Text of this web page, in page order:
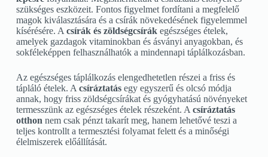
szükséges eszközeit. Fontos figyelmet fordítani a megfelelő
magok kiválasztására és a csírák növekedésének figyelemmel
kísérésére. A csírák és zöldségcsírákegészséges ételek,
amelyek gazdagok vitaminokban és ásványi anyagokban, és
sokféleképpen felhasználhatók a mindennapi táplálkozásban.
Az egészséges táplálkozás elengedhetetlen részei a friss és
tápláló ételek. A csíráztatásegy egyszerű és olcsó módja
annak, hogy friss zöldségcsírákat és gyógyhatású növényeket
termesszünk az egészséges ételek részeként. A csíráztatás
otthon nem csak pénzt takarít meg, hanem lehetővé teszi a
teljes kontrollt a termesztési folyamat felett és a minőségi
élelmiszerek előállítását.